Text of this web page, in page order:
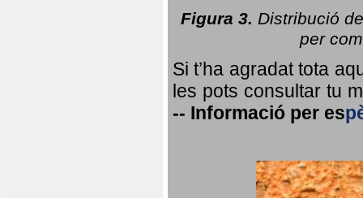
Figura 3. Distribució
per
Si t’ha agradat tota
les pots consultar tu
-- Informació per es